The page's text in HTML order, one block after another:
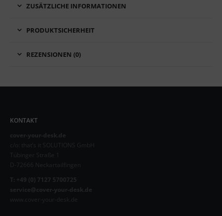
ZUSÄTZLICHE INFORMATIONEN
PRODUKTSICHERHEIT
REZENSIONEN (0)
KONTAKT
cover-your-desk.de
c/o: that’s it SOLUTIONS GmbH
Tübinger Straße 1
D-72666 Neckartailfingen
T: +49 (0) 7127 5700725
service@cover-your-desk.de
www.cover-your-desk.de